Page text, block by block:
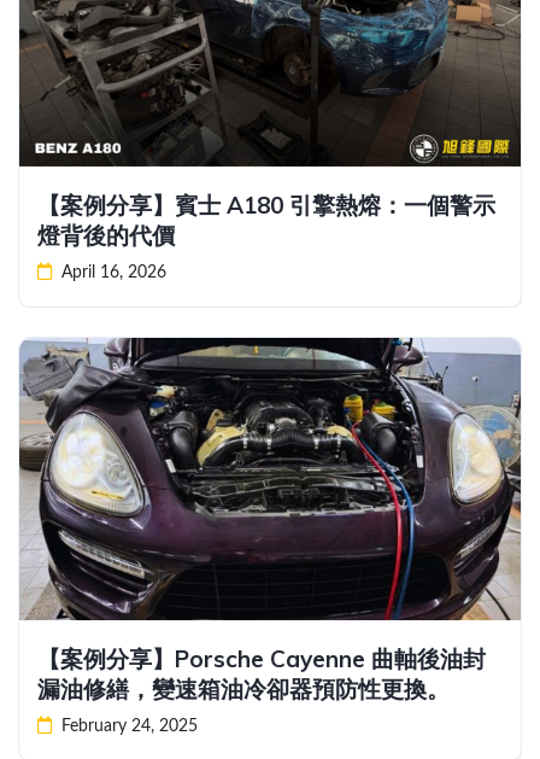
【案例分享】賓士 A180 引擎熱熔：一個警示
燈背後的代價
April 16, 2026
【案例分享】Porsche Cayenne 曲軸後油封
漏油修繕，變速箱油冷卻器預防性更換。
February 24, 2025